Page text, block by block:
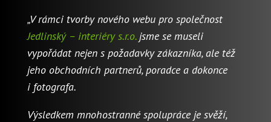
„V rámci tvorby nového webu pro společnost
Jedlinský – interiéry s.r.o.jsme se museli
vypořádat nejen s požadavky zákazníka, ale též
jeho obchodních partnerů, poradce a dokonce
i fotografa.
Výsledkem mnohostranné spolupráce je svěží,